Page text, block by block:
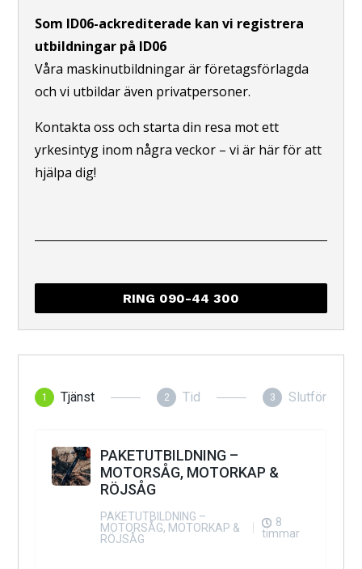
Som ID06-ackrediterade kan vi registrera
utbildningar på ID06
Våra maskinutbildningar är företagsförlagda
och vi utbildar även privatpersoner.
Kontakta oss och starta din resa mot ett
yrkesintyg inom några veckor – vi är här för att
hjälpa dig!
RING 090-44 300